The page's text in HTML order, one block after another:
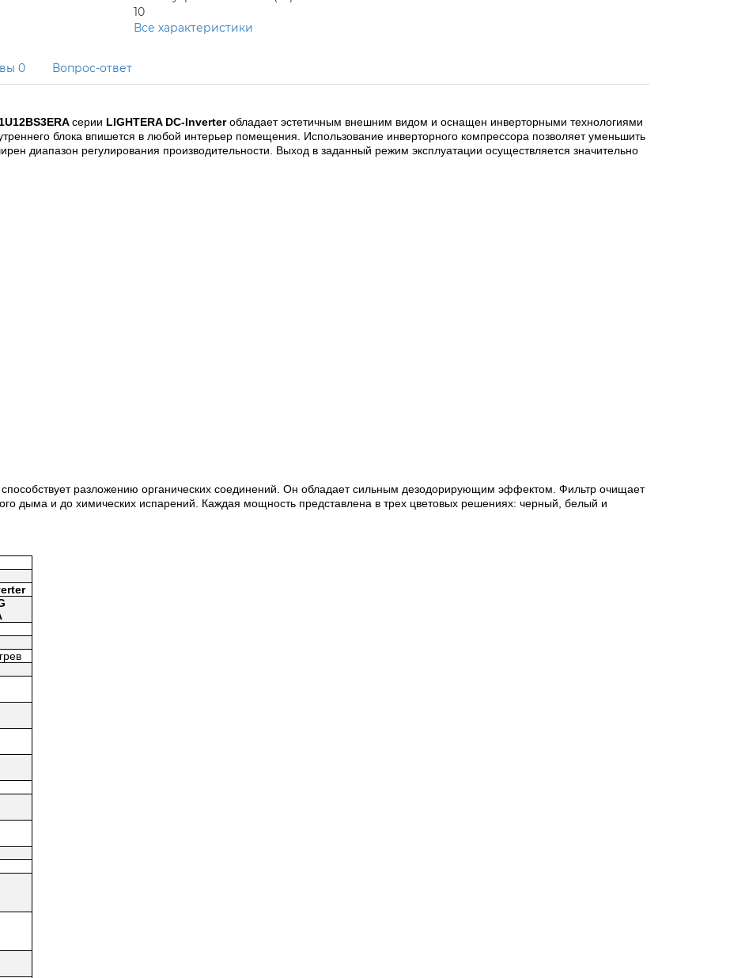
10
Все характеристики
0 Вопрос-ответ
серии LIGHTERA DC-Inverter обладает эстетичным внешним видом и оснащен инверторными технологиями
блока впишется в любой интерьер помещения. Использование инверторного компрессора позволяет уменьшить
диапазон регулирования производительности. Выход в заданный режим эксплуатации осуществляется значительно
способствует разложению органических соединений. Он обладает сильным дезодорирующим эффектом. Фильтр очищает
дыма и до химических испарений. Каждая мощность представлена в трех цветовых решениях: черный, белый и